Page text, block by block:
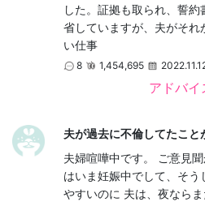
した。証拠も取られ、誓
省していますが、夫がそれ
い仕事
8 1,454,695
アドバイ
夫が過去に不倫してたこと
夫婦喧嘩中です。 ご意見
はいま妊娠中でして、そ
やすいのに 夫は、夜なら